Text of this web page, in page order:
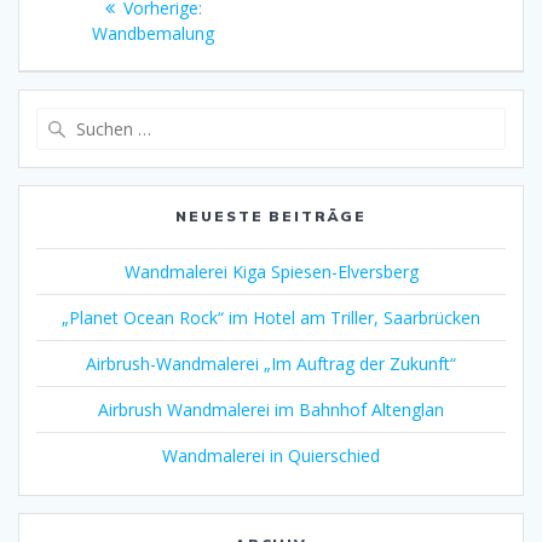
Vorherige:Vorheriger
Beitrag:
Wandbemalung
NEUESTE BEITRÄGE
Wandmalerei Kiga Spiesen-Elversberg
„Planet Ocean Rock“ im Hotel am Triller, Saarbrücken
Airbrush-Wandmalerei „Im Auftrag der Zukunft“
Airbrush Wandmalerei im Bahnhof Altenglan
Wandmalerei in Quierschied